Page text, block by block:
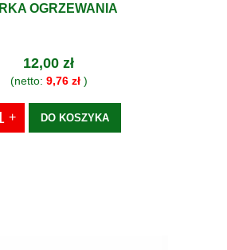
OGRZEWANIA
12,00 zł
(netto: 9,76 zł)
DO KOSZYKA